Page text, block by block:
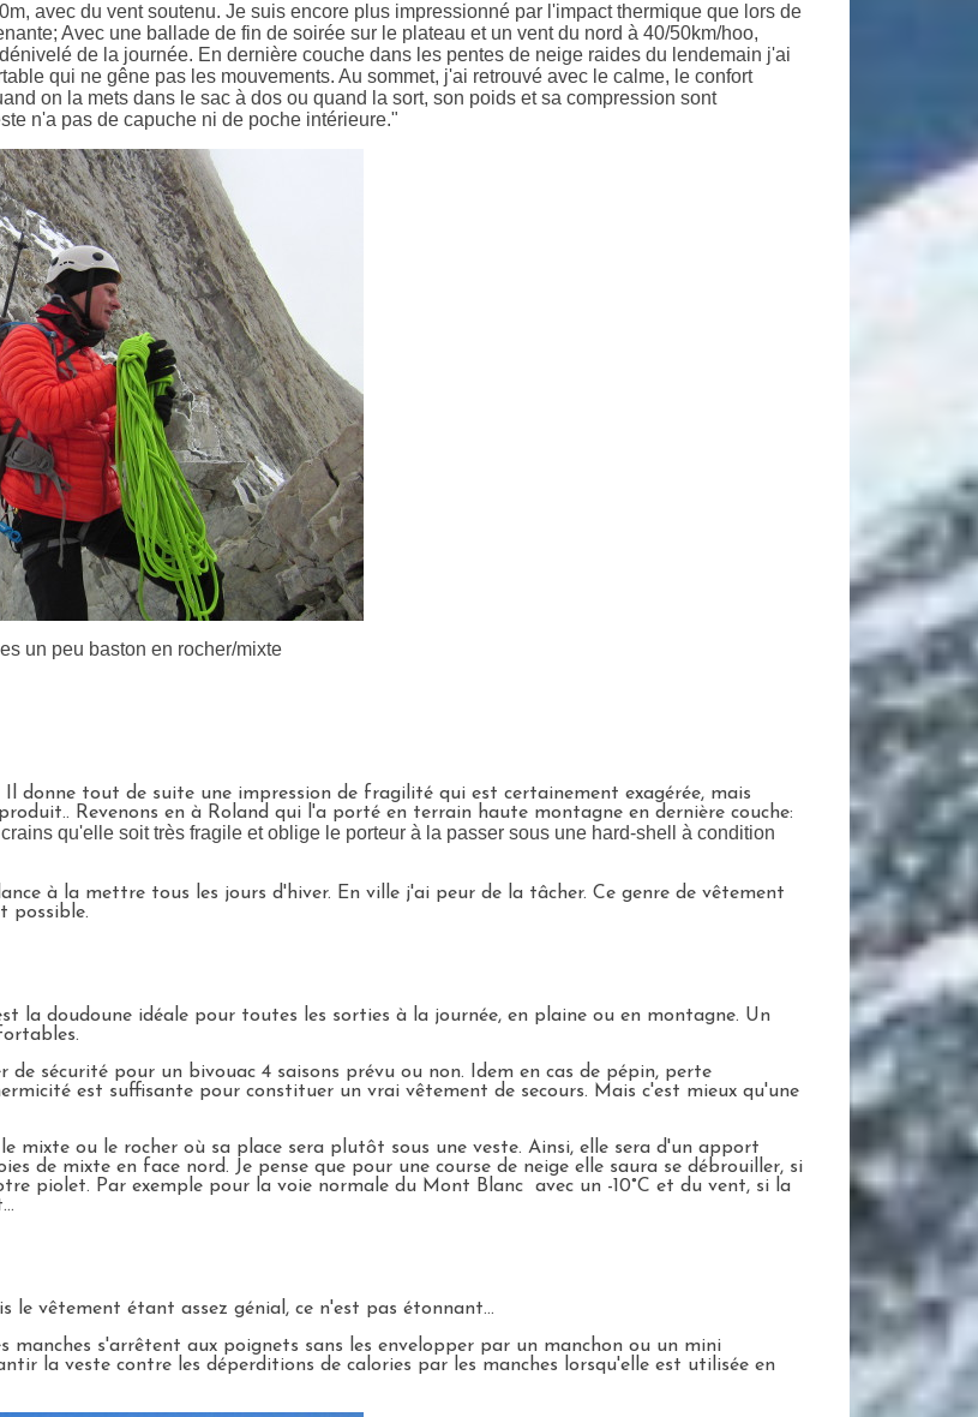
avec du vent soutenu. Je suis encore plus impressionné par l'impact thermique que lors de
Avec une ballade de fin de soirée sur le plateau et un vent du nord à 40/50km/hoo,
de la journée. En dernière couche dans les pentes de neige raides du lendemain j'ai
qui ne gêne pas les mouvements. Au sommet, j'ai retrouvé avec le calme, le confort
on la mets dans le sac à dos ou quand la sort, son poids et sa compression sont
n'a pas de capuche ni de poche intérieure."
un peu baston en rocher/mixte
donne tout de suite une impression de fragilité qui est certainement exagérée, mais
Revenons en à Roland qui l'a porté en terrain haute montagne en dernière couche:
qu'elle soit très fragile et oblige le porteur à la passer sous une hard-shell à condition
à la mettre tous les jours d'hiver. En ville j'ai peur de la tâcher. Ce genre de vêtement
possible.
la doudoune idéale pour toutes les sorties à la journée, en plaine ou en montagne. Un
sécurité pour un bivouac 4 saisons prévu ou non. Idem en cas de pépin, perte
est suffisante pour constituer un vrai vêtement de secours. Mais c'est mieux qu'une
mixte ou le rocher où sa place sera plutôt sous une veste. Ainsi, elle sera d'un apport
de mixte en face nord. Je pense que pour une course de neige elle saura se débrouiller, si
piolet. Par exemple pour la voie normale du Mont Blanc avec un -10°C et du vent, si la
le vêtement étant assez génial, ce n'est pas étonnant...
s'arrêtent aux poignets sans les envelopper par un manchon ou un mini
la veste contre les déperditions de calories par les manches lorsqu'elle est utilisée en